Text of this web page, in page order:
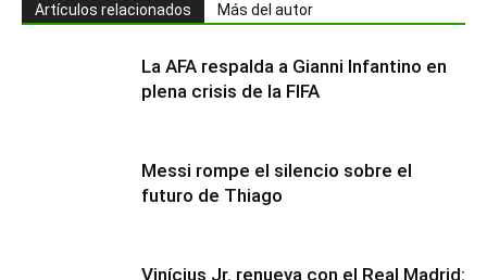
Artículos relacionados Más del autor
La AFA respalda a Gianni Infantino en
plena crisis de la FIFA
Messi rompe el silencio sobre el
futuro de Thiago
Vinícius Jr. renueva con el Real Madrid: